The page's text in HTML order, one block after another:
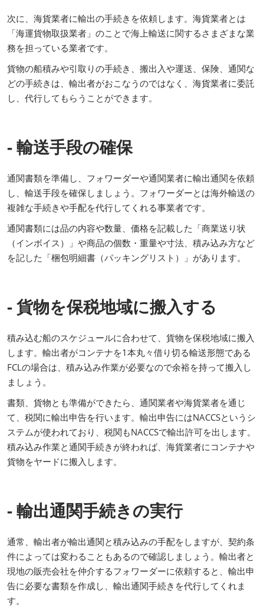
次に、海貨業者に輸出の手続きを依頼します。海貨業者とは
「海運貨物取扱業者」のことで海上輸送に関するさまざまな業
務を担っている業者です。
貨物の船積みや引取りの手続き、搬出入や運送、保険、通関な
どの手続きは、輸出者がおこなうのではなく、海貨業者に委託
し、代行してもらうことができます。
- 輸送手段の確保
通関書類を準備し、フォワーダーや通関業者に輸出通関を依頼
し、輸送手段を確保しましょう。フォワーダーとは海外輸送の
複雑な手続きや手配を代行してくれる事業者です。
通関書類には品の内容や数量、価格を記載した「商業送り状
（インボイス）」や商品の個数・重量や寸法、積み込み方など
を記した「梱包明細書（パッキングリスト）」があります。
- 貨物を保税地域に搬入する
積み込む船のスケジュールに合わせて、貨物を保税地域に搬入
します。輸出者がコンテナを1本丸々借り切る輸送形態である
FCLの場合は、積み込み作業が必要なので余裕を持って搬入し
ましょう。
書類、貨物とも準備ができたら、通関業者や海貨業者を通じ
て、税関に輸出申告を行います。輸出申告にはNACCSというシ
ステムが使われており、税関もNACCSで輸出許可を出します。
積み込み作業と通関手続きが終われば、海貨業者にコンテナや
貨物をヤードに搬入します。
- 輸出通関手続きの実行
通常、輸出者が輸出通関と積み込みの手配をしますが、契約条
件によっては変わることもあるので確認しましょう。輸出者と
現地の販売会社を仲介するフォワーダーに依頼すると、輸出申
告に必要な書類を作成し、輸出通関手続きを代行してくれま
す。